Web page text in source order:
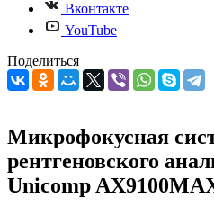
Вконтакте
YouTube
Поделиться
Микрофокусная
рентгеновского
Unicomp